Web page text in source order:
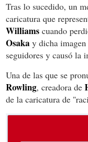
Tras lo sucedido, un
caricatura que
Williams cuando
Osaka y dicha imagen
seguidores y causó la
Una de las que se
Rowling, creadora de
de la caricatura de